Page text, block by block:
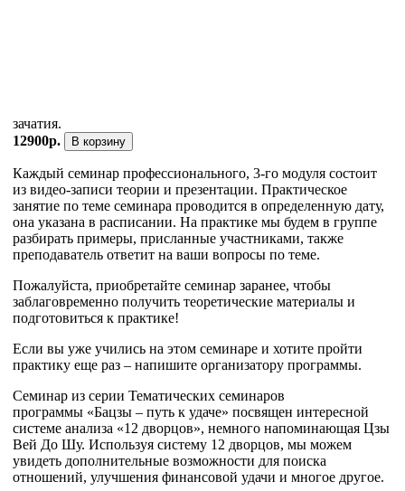
зачатия.
12900р.
В корзину
Каждый семинар профессионального, 3-го модуля состоит
из видео-записи теории и презентации. Практическое
занятие по теме семинара проводится в определенную дату,
она указана в расписании. На практике мы будем в группе
разбирать примеры, присланные участниками, также
преподаватель ответит на ваши вопросы по теме.
Пожалуйста, приобретайте семинар заранее, чтобы
заблаговременно получить теоретические материалы и
подготовиться к практике!
Если вы уже учились на этом семинаре и хотите пройти
практику еще раз – напишите организатору программы.
Семинар из серии Тематических семинаров
программы «Бацзы – путь к удаче» посвящен интересной
системе анализа «12 дворцов», немного напоминающая Цзы
Вей До Шу. Используя систему 12 дворцов, мы можем
увидеть дополнительные возможности для поиска
отношений, улучшения финансовой удачи и многое другое.